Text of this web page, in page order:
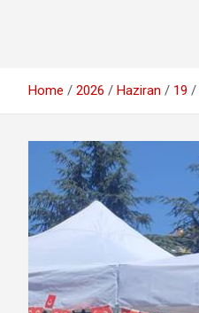
Home 2026 Haziran 19